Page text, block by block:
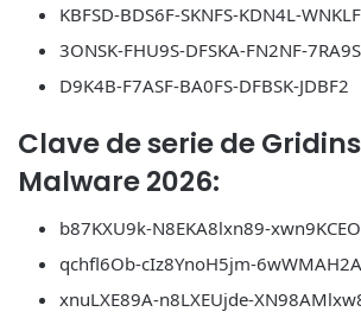
KBFSD-BDS6F-SKNFS-KDN4L-WNKLF
3ONSK-FHU9S-DFSKA-FN2NF-7RA9S
D9K4B-F7ASF-BA0FS-DFBSK-JDBF2
Clave de serie de
Malware 2026:
b87KXU9k-N8EKA8lxn89-
qchfl6Ob-cIz8YnoH5jm-
xnuLXE89A-n8LXEUjde-